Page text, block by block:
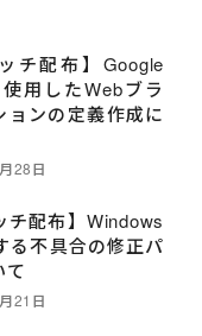
チ配布】Google
用したWebブラ
ョンの定義作成に
28日
チ配布】Windows
る不具合の修正パ
て
21日